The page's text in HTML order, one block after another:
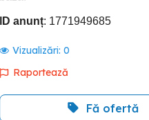
ID anunț: 1771949685
Vizualizări: 0
Raportează
Fă ofertă